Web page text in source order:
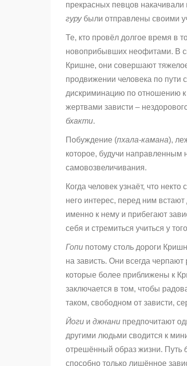
прекрасных певцов
гурубыли отправлены своими
Те, кто провёл долгое время в
новоприбывших неофитами. В
Кришне, они совершают
продвижении человека по пути
дискриминацию по отношению
жертвами зависти –
бхакти.
Побуждение (пхала-камана),
которое, будучи направленным
самовозвеличивания.
Когда человек узнаёт, что
него интерес, перед ним
именно к нему и прибегают
себя и стремиться учиться у
Гопи потому столь дороги
на зависть. Они всегда
которые более приближены к
заключается в том, чтобы
таком, свободном от зависти,
Йоги и джнани предпочитают
другими людьми сводится к
отрешённый образ жизни. Путь
способно только лишённое